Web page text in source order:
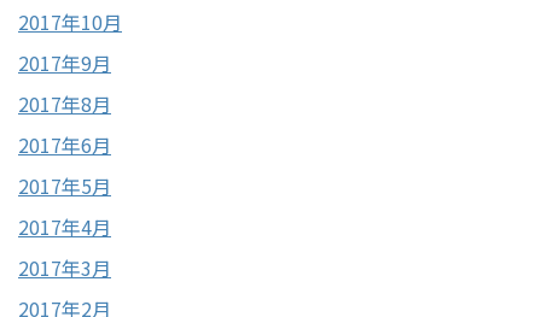
2017年10月
2017年9月
2017年8月
2017年6月
2017年5月
2017年4月
2017年3月
2017年2月